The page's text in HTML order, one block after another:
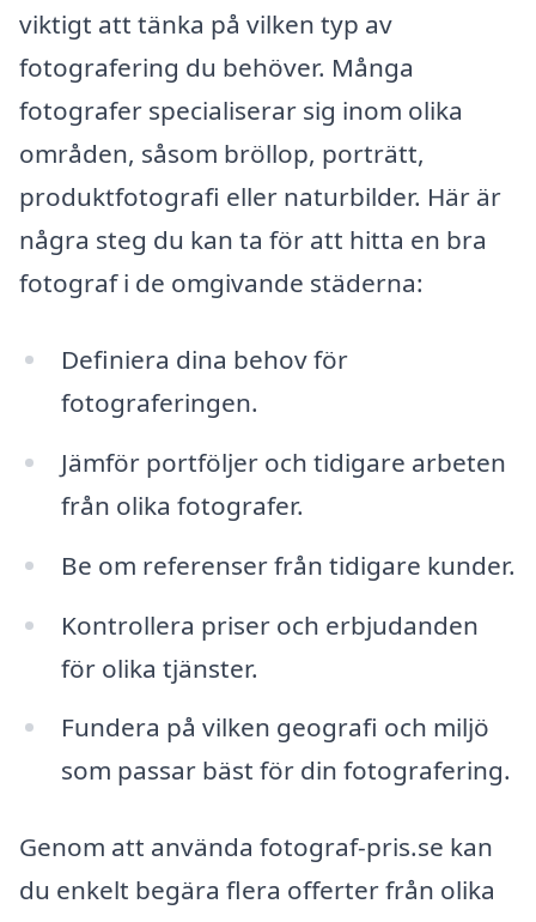
viktigt att tänka på vilken typ av
fotografering du behöver. Många
fotografer specialiserar sig inom olika
områden, såsom bröllop, porträtt,
produktfotografi eller naturbilder. Här är
några steg du kan ta för att hitta en bra
fotograf i de omgivande städerna:
Definiera dina behov för
fotograferingen.
Jämför portföljer och tidigare arbeten
från olika fotografer.
Be om referenser från tidigare kunder.
Kontrollera priser och erbjudanden
för olika tjänster.
Fundera på vilken geografi och miljö
som passar bäst för din fotografering.
Genom att använda fotograf-pris.se kan
du enkelt begära flera offerter från olika